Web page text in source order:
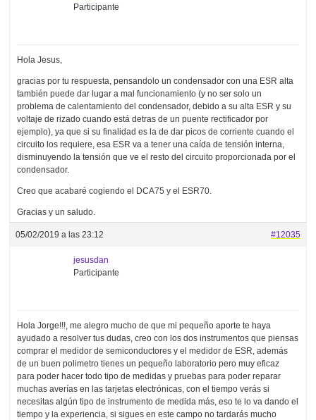
Participante
Hola Jesus,
gracias por tu respuesta, pensandolo un condensador con una ESR alta
también puede dar lugar a mal funcionamiento (y no ser solo un
problema de calentamiento del condensador, debido a su alta ESR y su
voltaje de rizado cuando está detras de un puente rectificador por
ejemplo), ya que si su finalidad es la de dar picos de corriente cuando el
circuito los requiere, esa ESR va a tener una caída de tensión interna,
disminuyendo la tensión que ve el resto del circuito proporcionada por el
condensador.
Creo que acabaré cogiendo el DCA75 y el ESR70.
Gracias y un saludo.
05/02/2019 a las 23:12 #12035
jesusdan
Participante
Hola Jorge!!!, me alegro mucho de que mi pequeño aporte te haya
ayudado a resolver tus dudas, creo con los dos instrumentos que piensas
comprar el medidor de semiconductores y el medidor de ESR, además
de un buen polimetro tienes un pequeño laboratorio pero muy eficaz
para poder hacer todo tipo de medidas y pruebas para poder reparar
muchas averías en las tarjetas electrónicas, con el tiempo verás si
necesitas algún tipo de instrumento de medida más, eso te lo va dando el
tiempo y la experiencia, si sigues en este campo no tardarás mucho